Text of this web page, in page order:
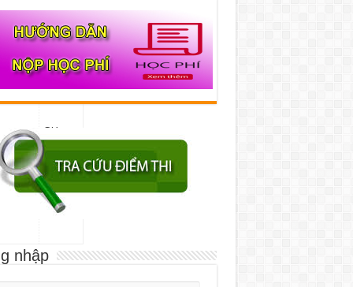
Giám
đốc Đại
học
Huế
nhập